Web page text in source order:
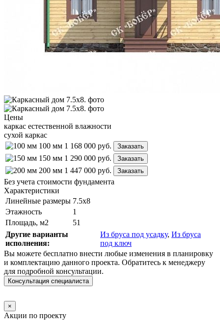
Цены
каркас естественной влажности
сухой каркас
100 мм 1 168 000 руб. Заказать
150 мм 1 290 000 руб. Заказать
200 мм 1 447 000 руб. Заказать
Без учета стоимости фундамента
Характеристики
Линейные размеры 7.5х8
Этажность
1
Площадь, м2
51
Другие варианты
исполнения:
Из бруса под усадку, Из бруса
под ключ
Вы можете бесплатно внести любые изменения в планировку
и комплектацию данного проекта. Обратитесь к менеджеру
для подробной консультации.
Консультация специалиста
×
Акции по проекту